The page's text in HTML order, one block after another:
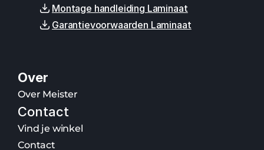
Montage handleiding Laminaat
Garantievoorwaarden Laminaat
Over
Over Meister
Contact
Vind je winkel
Contact